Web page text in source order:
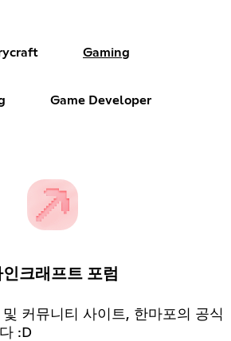
Gaming
Game Developer
크래프트 포럼
커뮤니티 사이트, 한마포의 공식
:D